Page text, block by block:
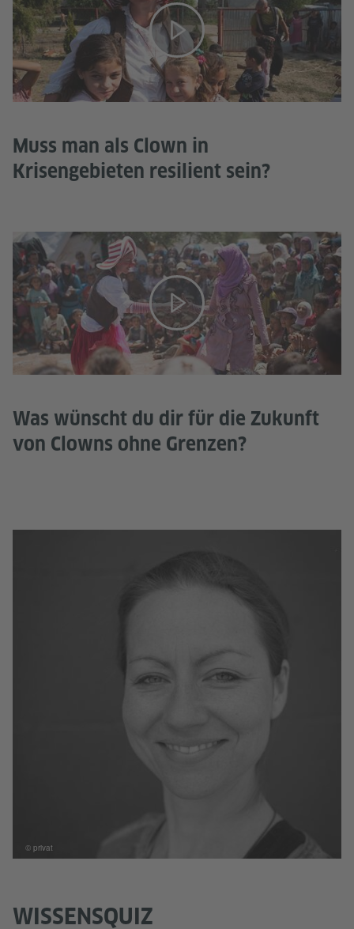
Muss man als Clown in
Krisengebieten resilient sein?
Was wünscht du dir für die Zukunft
von Clowns ohne Grenzen?
WISSENSQUIZ
© privat